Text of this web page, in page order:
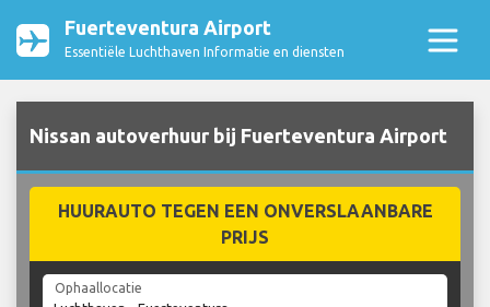
Fuerteventura Airport
Essentiële Luchthaven Informatie en diensten
Nissan autoverhuur bij Fuerteventura Airport
HUURAUTO TEGEN EEN ONVERSLAANBARE
PRIJS
Ophaallocatie